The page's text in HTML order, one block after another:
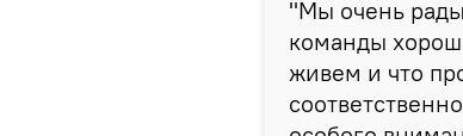
"Мы очень
команды
живем и что